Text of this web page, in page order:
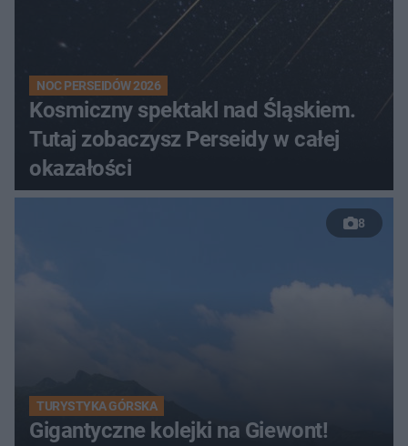
NOC PERSEIDÓW 2026
Kosmiczny spektakl nad Śląskiem.
Tutaj zobaczysz Perseidy w całej
okazałości
8
TURYSTYKA GÓRSKA
Gigantyczne kolejki na Giewont!